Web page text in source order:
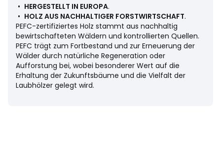
: Der Beistelltisch Merlin sollte nicht auf einem Teppich,
Teppichboden oder einer Seegrasmatte stehen, da solche
Bodenbeläge keine Luftzirkulation ermöglichen und somit
die Bildung von Schimmel begünstigen.
Masse
• Grösse S: B. 25 x H. 30 x T. 25 cm, 12 kg
• Grösse M: B. 25 x H. 35 x T. 25 cm, 16 kg
• Grösse L: B. 30 x H. 45 x T. 30 cm, 35 kg
• HERGESTELLT IN EUROPA.
• HOLZ AUS NACHHALTIGER FORSTWIRTSCHAFT.
PEFC-zertifiziertes Holz stammt aus nachhaltig
bewirtschafteten Wäldern und kontrollierten Quellen.
PEFC trägt zum Fortbestand und zur Erneuerung der
Wälder durch natürliche Regeneration oder
Aufforstung bei, wobei besonderer Wert auf die
Erhaltung der Zukunftsbäume und die Vielfalt der
Laubhölzer gelegt wird.